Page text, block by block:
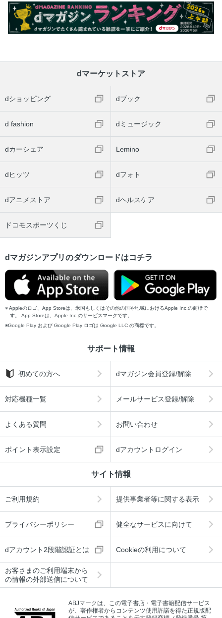
dマーケットストア
dショッピング dブック
d fashion dミュージック
dカーシェア Lemino
dヒッツ dフォト
dアニメストア dヘルスケア
ドコモスポーツくじ
dマガジンアプリのダウンロードはコチラ
Appleのロゴ、App Storeは、米国もしくはその他の国や地域におけるApple Inc.の商標で
す。 App Storeは、Apple Inc.のサービスマークです。
Google Play および Google Play ロゴは Google LLC の商標です。
サポート情報
初めての方へ dマガジン会員登録/解除
対応機種一覧 メールサービス登録/解除
よくある質問 お問い合わせ
ポイント表示設定 dアカウントログイン
サイト情報
ご利用規約 提供事業者等に関する表示
プライバシーポリシー 健全なサービスに向けて
dアカウント2段階認証とは Cookieの利用について
お客さまのご利用端末から
の情報の外部送信について
ABJマークは、この電子書店・電子書籍配信サービス
が、著作権者からコンテンツ使用許諾を得た正規版配